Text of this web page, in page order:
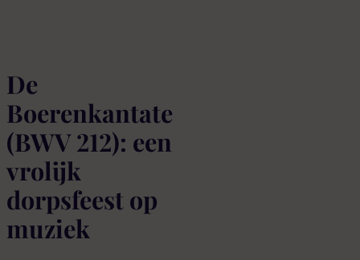
De
Boerenkantate
(BWV 212): een
vrolijk
dorpsfeest op
muziek